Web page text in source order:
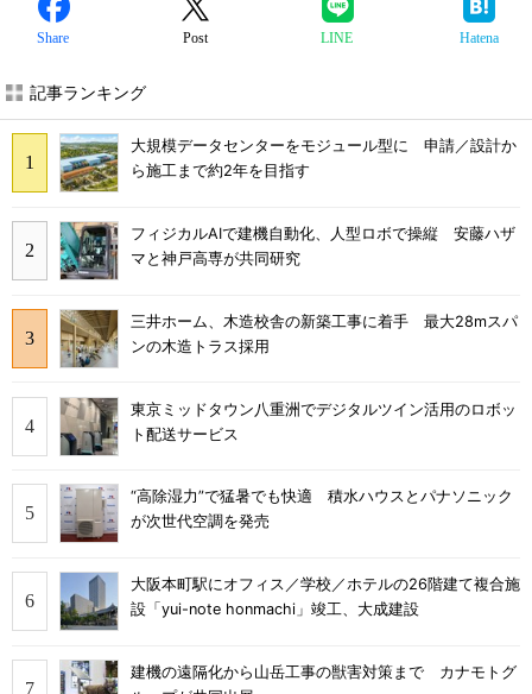
Share Post LINE Hatena
記事ランキング
大規模データセンターをモジュール型に 申請／設計か
ら施工まで約2年を目指す
フィジカルAIで建機自動化、人型ロボで操縦 安藤ハザ
マと神戸高専が共同研究
三井ホーム、木造校舎の新築工事に着手 最大28mスパ
ンの木造トラス採用
東京ミッドタウン八重洲でデジタルツイン活用のロボッ
ト配送サービス
“高除湿力”で猛暑でも快適 積水ハウスとパナソニック
が次世代空調を発売
大阪本町駅にオフィス／学校／ホテルの26階建て複合施
設「yui-note honmachi」竣工、大成建設
建機の遠隔化から山岳工事の獣害対策まで カナモトグ